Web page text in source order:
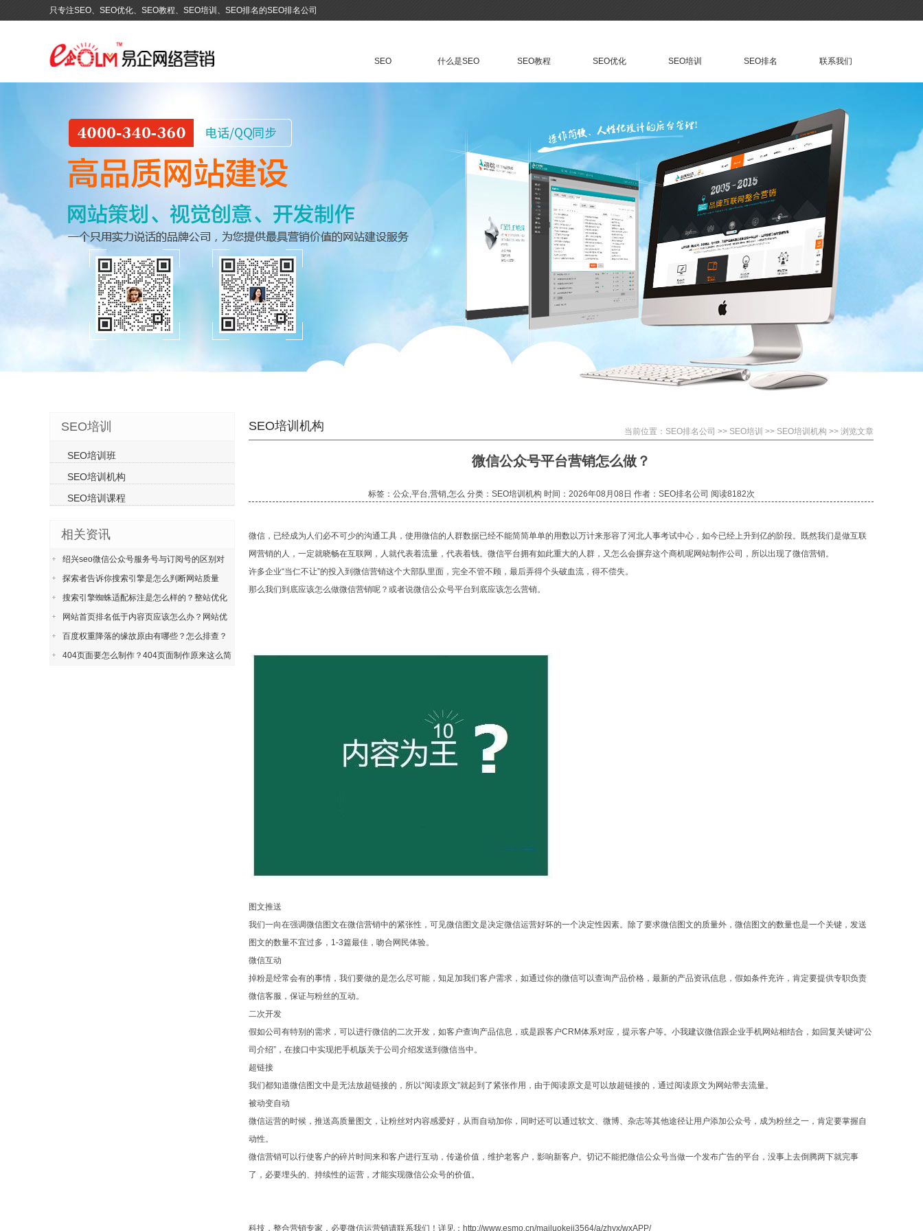
只专注SEO、SEO优化、SEO教程、SEO培训、SEO排名的SEO排名公司
SEO 什么是SEO SEO教程 SEO优化 SEO培训 SEO排名 联系我们
当前位置： SEO排名公司 >> SEO培训 >> SEO培训机构 >> 浏览文章
SEO培训机构
微信公众号平台营销怎么做？
标签：公众,平台,营销,怎么 分类：SEO培训机构 时间：2026年08月08日 作者：SEO排名公司 阅读8182次
微信，已经成为人们必不可少的沟通工具，使用微信的人群数据已经不能简简单单的用数以万计来形容了河北人事考试中心，如今已经上升到亿的阶段。既然我们是做互联
网营销的人，一定就晓畅在互联网，人就代表着流量，代表着钱。微信平台拥有如此重大的人群，又怎么会摒弃这个商机呢网站制作公司，所以出现了微信营销。
许多企业“当仁不让”的投入到微信营销这个大部队里面，完全不管不顾，最后弄得个头破血流，得不偿失。
那么我们到底应该怎么做微信营销呢？或者说微信公众号平台到底应该怎么营销。
图文推送
我们一向在强调微信图文在微信营销中的紧张性，可见微信图文是决定微信运营好坏的一个决定性因素。除了要求微信图文的质量外，微信图文的数量也是一个关键，发送
图文的数量不宜过多，1-3篇最佳，吻合网民体验。
微信互动
掉粉是经常会有的事情，我们要做的是怎么尽可能，知足加我们客户需求，如通过你的微信可以查询产品价格，最新的产品资讯信息，假如条件充许，肯定要提供专职负责
微信客服，保证与粉丝的互动。
二次开发
假如公司有特别的需求，可以进行微信的二次开发，如客户查询产品信息，或是跟客户CRM体系对应，提示客户等。小我建议微信跟企业手机网站相结合，如回复关键词“公
司介绍”，在接口中实现把手机版关于公司介绍发送到微信当中。
超链接
我们都知道微信图文中是无法放超链接的，所以“阅读原文”就起到了紧张作用，由于阅读原文是可以放超链接的，通过阅读原文为网站带去流量。
被动变自动
微信运营的时候，推送高质量图文，让粉丝对内容感爱好，从而自动加你，同时还可以通过软文、微博、杂志等其他途径让用户添加公众号，成为粉丝之一，肯定要掌握自
动性。
微信营销可以行使客户的碎片时间来和客户进行互动，传递价值，维护老客户，影响新客户。切记不能把微信公众号当做一个发布广告的平台，没事上去倒腾两下就完事
了，必要埋头的、持续性的运营，才能实现微信公众号的价值。
科技，整合营销专家，必要微信运营销请联系我们！详见：http://www.esmo.cn/mailuokeji3564/a/zhyx/wxAPP/
SEO培训
SEO培训班
SEO培训机构
SEO培训课程
相关资讯
绍兴seo微信公众号服务号与订阅号的区别对
探索者告诉你搜索引擎是怎么判断网站质量
搜索引擎蜘蛛适配标注是怎么样的？整站优化
网站首页排名低于内容页应该怎么办？网站优
百度权重降落的缘故原由有哪些？怎么排查？
404页面要怎么制作？404页面制作原来这么简